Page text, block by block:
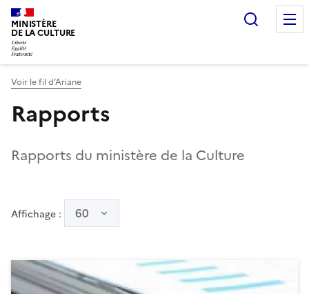
MINISTÈRE
DE LA CULTURE
Voir le fil d’Ariane
Rapports
Rapports du ministère de la Culture
Affichage : 60